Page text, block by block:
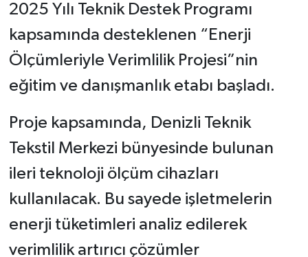
2025 Yılı Teknik Destek Programı
kapsamında desteklenen “Enerji
Ölçümleriyle Verimlilik Projesi”nin
eğitim ve danışmanlık etabı başladı.
Proje kapsamında, Denizli Teknik
Tekstil Merkezi bünyesinde bulunan
ileri teknoloji ölçüm cihazları
kullanılacak. Bu sayede işletmelerin
enerji tüketimleri analiz edilerek
verimlilik artırıcı çözümler